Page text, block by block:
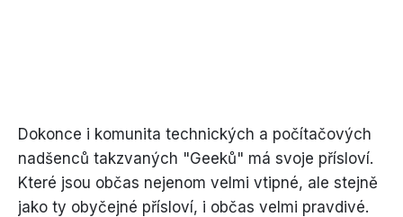
Dokonce i komunita technických a počítačových
nadšenců takzvaných "Geeků" má svoje přísloví.
Které jsou občas nejenom velmi vtipné, ale stejně
jako ty obyčejné přísloví, i občas velmi pravdivé.